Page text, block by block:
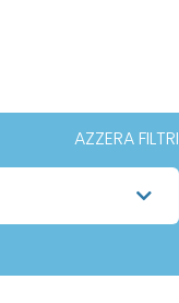
AZZERA FILTRI